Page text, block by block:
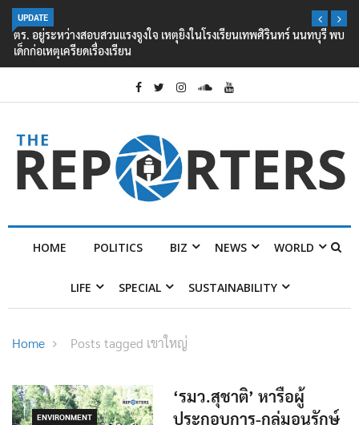
UPDATE
ตร. อยู่ระหว่างสอบสวนแรงจูงใจ เหตุยิงในโรงเรียนเทพศิรินทร์ นนทบุรี พบ
เด็กก่อเหตุเครียดเรื่องเรียน
HOME POLITICS BIZ NEWS WORLD
LIFE SPECIAL SUSTAINABILITY
Home Posts tagged เขาใหญ่
ENVIRONMENT
‘รมว.สุชาติ’ หารือผู้
ประกอบการ-กลุ่มอนุรักษ์